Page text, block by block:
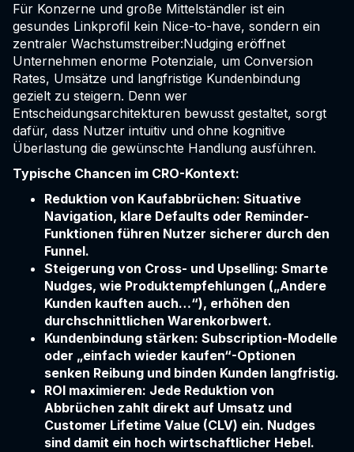
Für Konzerne und große Mittelständler ist ein
gesundes Linkprofil kein Nice-to-have, sondern ein
zentraler Wachstumstreiber:Nudging eröffnet
Unternehmen enorme Potenziale, um Conversion
Rates, Umsätze und langfristige Kundenbindung
gezielt zu steigern. Denn wer
Entscheidungsarchitekturen bewusst gestaltet, sorgt
dafür, dass Nutzer intuitiv und ohne kognitive
Überlastung die gewünschte Handlung ausführen.
Typische Chancen im CRO-Kontext:
Reduktion von Kaufabbrüchen: Situative
Navigation, klare Defaults oder Reminder-
Funktionen führen Nutzer sicherer durch den
Funnel.
Steigerung von Cross- und Upselling: Smarte
Nudges, wie Produktempfehlungen („Andere
Kunden kauften auch…“), erhöhen den
durchschnittlichen Warenkorbwert.
Kundenbindung stärken: Subscription-Modelle
oder „einfach wieder kaufen“-Optionen
senken Reibung und binden Kunden langfristig.
ROI maximieren: Jede Reduktion von
Abbrüchen zahlt direkt auf Umsatz und
Customer Lifetime Value (CLV) ein. Nudges
sind damit ein hoch wirtschaftlicher Hebel.